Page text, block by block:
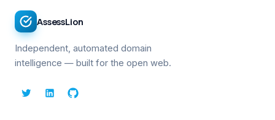
AssessLion
Independent, automated domain
intelligence — built for the open web.